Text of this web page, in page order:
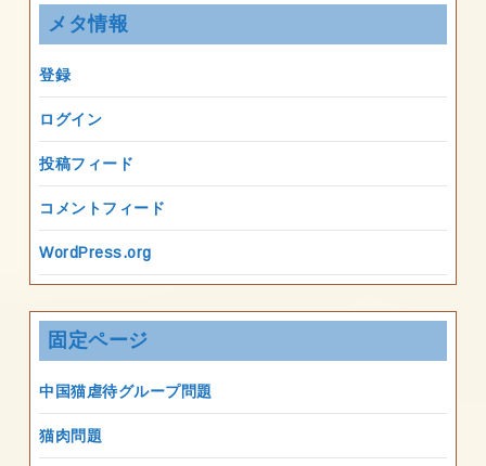
メタ情報
登録
ログイン
投稿フィード
コメントフィード
WordPress.org
固定ページ
中国猫虐待グループ問題
猫肉問題